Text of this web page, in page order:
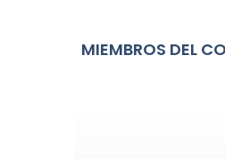
MIEMBROS DEL